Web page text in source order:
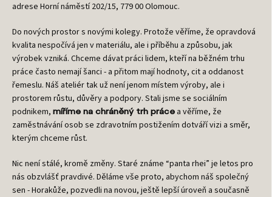
adrese Horní náměstí 202/15, 779 00 Olomouc.
Do nových prostor s novými kolegy. Protože věříme, že opravdová
kvalita nespočívá jen v materiálu, ale i příběhu a způsobu, jak
výrobek vzniká. Chceme dávat práci lidem, kteří na běžném trhu
práce často nemají šanci - a přitom mají hodnoty, cit a oddanost
řemeslu. Náš ateliér tak už není jenom místem výroby, ale i
prostorem růstu, důvěry a podpory. Stali jsme se sociálním
podnikem, míříme na chráněný trh práce a věříme, že
zaměstnávání osob se zdravotním postižením dotváří vizi a směr,
kterým chceme růst.
Nic není stálé, kromě změny. Staré známe “panta rhei” je letos pro
nás obzvlášť pravdivé. Děláme vše proto, abychom náš společný
sen - Horakůže, pozvedli na novou, ještě lepší úroveň a současně